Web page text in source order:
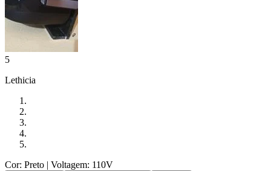
5
Lethicia
Cor: Preto | Voltagem: 110V